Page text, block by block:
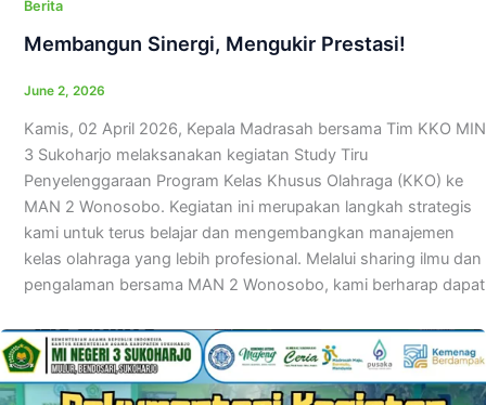
Berita
Membangun Sinergi, Mengukir Prestasi!
June 2, 2026
Kamis, 02 April 2026, Kepala Madrasah bersama Tim KKO MIN
3 Sukoharjo melaksanakan kegiatan Study Tiru
Penyelenggaraan Program Kelas Khusus Olahraga (KKO) ke
MAN 2 Wonosobo. Kegiatan ini merupakan langkah strategis
kami untuk terus belajar dan mengembangkan manajemen
kelas olahraga yang lebih profesional. Melalui sharing ilmu dan
pengalaman bersama MAN 2 Wonosobo, kami berharap dapat